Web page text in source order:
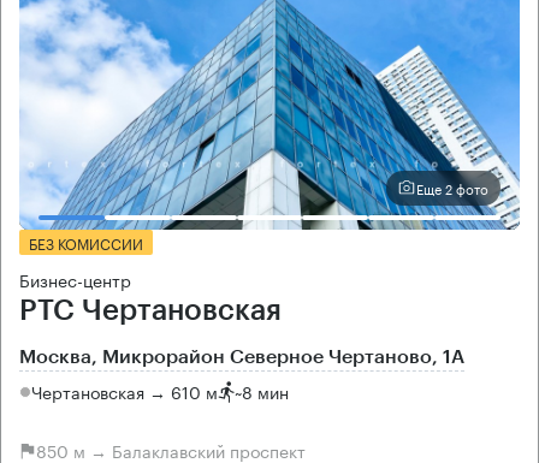
Еще 2 фото
БЕЗ КОМИССИИ
Бизнес-центр
РТС Чертановская
Москва, Микрорайон Северное Чертаново, 1А
Чертановская → 610 м ~8 мин
850 м → Балаклавский проспект